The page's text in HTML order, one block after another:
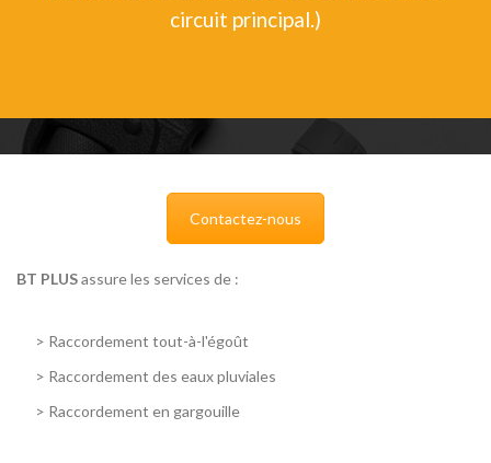
circuit principal.)
Contactez-nous
BT PLUSassure les services de :
> Raccordement tout-à-l'égoût
> Raccordement des eaux pluviales
> Raccordement en gargouille